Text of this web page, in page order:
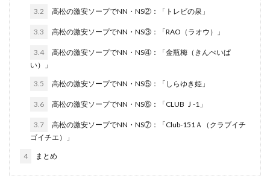
3.2 高松の激安ソープでNN・NS②：「トレビの泉」
3.3 高松の激安ソープでNN・NS③：「RAO（ラオウ）」
3.4
高松の激安ソープでNN・NS④：「金瓶梅（きんぺいぱ
い）」
3.5 高松の激安ソープでNN・NS⑤：「しらゆき姫」
3.6 高松の激安ソープでNN・NS⑥：「CLUB Ｊ-1」
3.7
高松の激安ソープでNN・NS⑦：「Club-151Ａ（クラブイチ
ゴイチエ）」
4 まとめ